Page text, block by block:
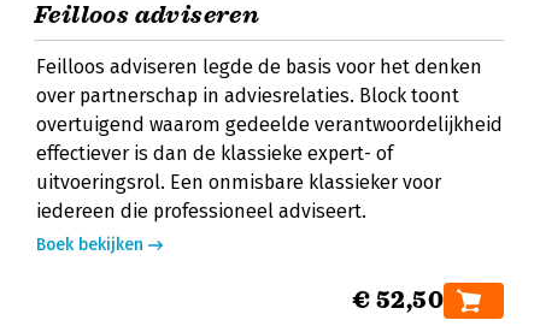
Feilloos adviseren
Feilloos adviseren legde de basis voor het denken
over partnerschap in adviesrelaties. Block toont
overtuigend waarom gedeelde verantwoordelijkheid
effectiever is dan de klassieke expert- of
uitvoeringsrol. Een onmisbare klassieker voor
iedereen die professioneel adviseert.
Boek bekijken
€ 52,50